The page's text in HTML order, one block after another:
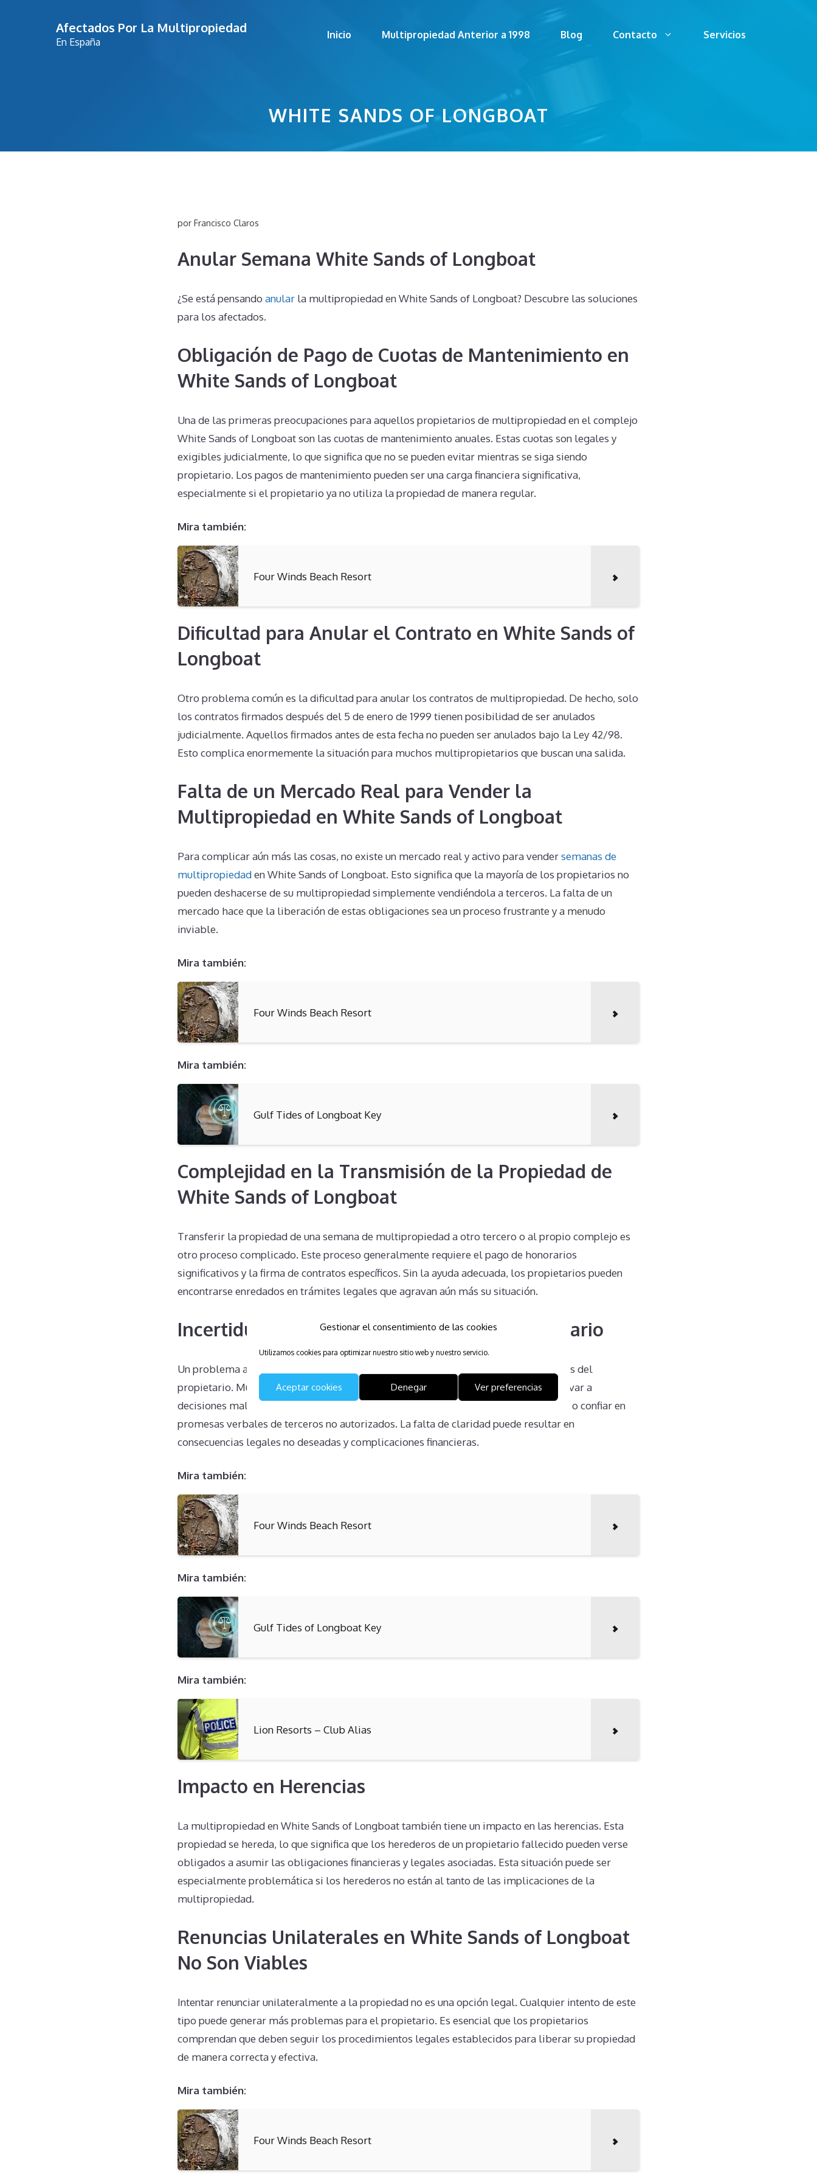
Gestionar el consentimiento de las cookies
Utilizamos cookies para optimizar nuestro sitio web y nuestro servicio.
Aceptar cookies Denegar Ver preferencias
Afectados Por La Multipropiedad
En España
Inicio Multipropiedad Anterior a 1998 Blog Contacto Servicios
WHITE SANDS OF LONGBOAT
por Francisco Claros
Anular Semana White Sands of Longboat
¿Se está pensando anular la multipropiedad en White Sands of Longboat? Descubre las soluciones
para los afectados.
Obligación de Pago de Cuotas de Mantenimiento en
White Sands of Longboat
Una de las primeras preocupaciones para aquellos propietarios de multipropiedad en el complejo
White Sands of Longboat son las cuotas de mantenimiento anuales. Estas cuotas son legales y
exigibles judicialmente, lo que significa que no se pueden evitar mientras se siga siendo
propietario. Los pagos de mantenimiento pueden ser una carga financiera significativa,
especialmente si el propietario ya no utiliza la propiedad de manera regular.
Mira también:
Four Winds Beach Resort
Dificultad para Anular el Contrato en White Sands of
Longboat
Otro problema común es la dificultad para anular los contratos de multipropiedad. De hecho, solo
los contratos firmados después del 5 de enero de 1999 tienen posibilidad de ser anulados
judicialmente. Aquellos firmados antes de esta fecha no pueden ser anulados bajo la Ley 42/98.
Esto complica enormemente la situación para muchos multipropietarios que buscan una salida.
Falta de un Mercado Real para Vender la
Multipropiedad en White Sands of Longboat
Para complicar aún más las cosas, no existe un mercado real y activo para vendersemanas de
multipropiedaden White Sands of Longboat. Esto significa que la mayoría de los propietarios no
pueden deshacerse de su multipropiedad simplemente vendiéndola a terceros. La falta de un
mercado hace que la liberación de estas obligaciones sea un proceso frustrante y a menudo
inviable.
Mira también:
Four Winds Beach Resort
Mira también:
Gulf Tides of Longboat Key
Complejidad en la Transmisión de la Propiedad de
White Sands of Longboat
Transferir la propiedad de una semana de multipropiedad a otro tercero o al propio complejo es
otro proceso complicado. Este proceso generalmente requiere el pago de honorarios
significativos y la firma de contratos específicos. Sin la ayuda adecuada, los propietarios pueden
encontrarse enredados en trámites legales que agravan aún más su situación.
Incertidumbre sobre los Derechos del Propietario
Un problema adicional es la falta de comprensión sobre los derechos y obligaciones del
propietario. Muchos no comprenden completamente sus derechos, lo que puede llevar a
decisiones mal informadas, como intentar renunciar unilateralmente a la propiedad o confiar en
promesas verbales de terceros no autorizados. La falta de claridad puede resultar en
consecuencias legales no deseadas y complicaciones financieras.
Mira también:
Four Winds Beach Resort
Mira también:
Gulf Tides of Longboat Key
Mira también:
Lion Resorts – Club Alias
Impacto en Herencias
La multipropiedad en White Sands of Longboat también tiene un impacto en las herencias. Esta
propiedad se hereda, lo que significa que los herederos de un propietario fallecido pueden verse
obligados a asumir las obligaciones financieras y legales asociadas. Esta situación puede ser
especialmente problemática si los herederos no están al tanto de las implicaciones de la
multipropiedad.
Renuncias Unilaterales en White Sands of Longboat
No Son Viables
Intentar renunciar unilateralmente a la propiedad no es una opción legal. Cualquier intento de este
tipo puede generar más problemas para el propietario. Es esencial que los propietarios
comprendan que deben seguir los procedimientos legales establecidos para liberar su propiedad
de manera correcta y efectiva.
Mira también:
Four Winds Beach Resort